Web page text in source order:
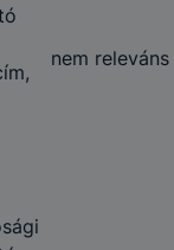
1-896 2203
kormany.hu/
szerv:
Szakképzési
nem releváns